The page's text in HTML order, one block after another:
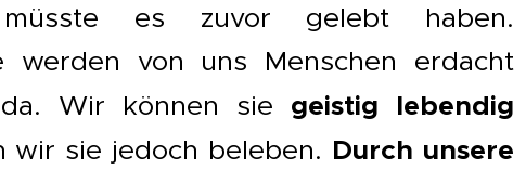
es zuvor gelebt haben.
werden von uns Menschen erdacht
Wir können sie geistig lebendig
wir sie jedoch beleben. Durch unsere